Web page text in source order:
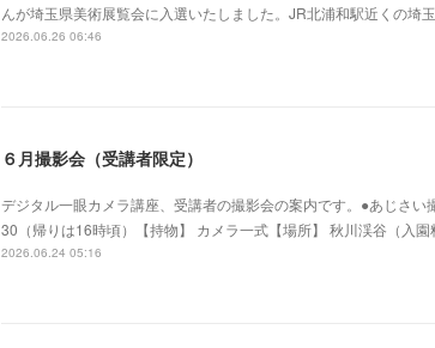
んが埼玉県美術展覧会に入選いたしました。JR北浦和駅近くの
2026.06.26 06:46
６月撮影会（受講者限定）
デジタル一眼カメラ講座、受講者の撮影会の案内です。●あじさ
30（帰りは16時頃）【持物】 カメラ一式【場所】 秋川渓谷（入
2026.06.24 05:16